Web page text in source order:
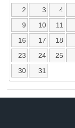
2
3 4
9
10 11
16
17 18
23
24 25
30
31